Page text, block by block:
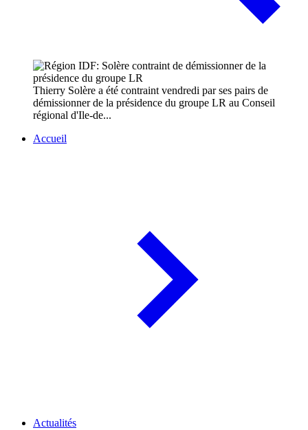
Thierry Solère a été contraint vendredi par ses pairs de
démissionner de la présidence du groupe LR au Conseil
régional d'Ile-de...
Accueil
Actualités